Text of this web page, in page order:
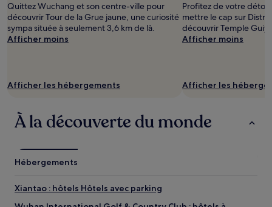
Quittez Wuchang et son centre-ville pour
découvrir Tour de la Grue jaune, une curiosité
sympa située à seulement 3,6 km de là.
Afficher moins
Afficher les hébergements
Profitez de votre
mettre le cap sur
découvrir Temple
Afficher moins
Afficher les
À la découverte du monde
Hébergements
Xiantao : hôtels Hôtels avec parking